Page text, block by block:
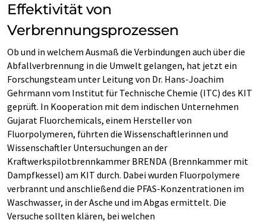
Effektivität von
Verbrennungsprozessen
Ob und in welchem Ausmaß die Verbindungen auch über die
Abfallverbrennung in die Umwelt gelangen, hat jetzt ein
Forschungsteam unter Leitung von Dr. Hans-Joachim
Gehrmann vom Institut für Technische Chemie (ITC) des KIT
geprüft. In Kooperation mit dem indischen Unternehmen
Gujarat Fluorchemicals, einem Hersteller von
Fluorpolymeren, führten die Wissenschaftlerinnen und
Wissenschaftler Untersuchungen an der
Kraftwerkspilotbrennkammer BRENDA (Brennkammer mit
Dampfkessel) am KIT durch. Dabei wurden Fluorpolymere
verbrannt und anschließend die PFAS-Konzentrationen im
Waschwasser, in der Asche und im Abgas ermittelt. Die
Versuche sollten klären, bei welchen